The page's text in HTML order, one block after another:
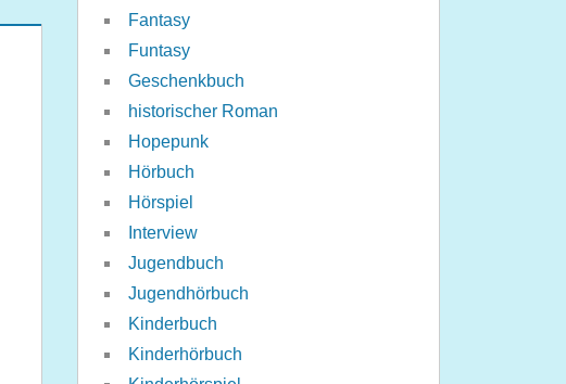
Fantasy
Funtasy
Geschenkbuch
historischer Roman
Hopepunk
Hörbuch
Hörspiel
Interview
Jugendbuch
Jugendhörbuch
Kinderbuch
Kinderhörbuch